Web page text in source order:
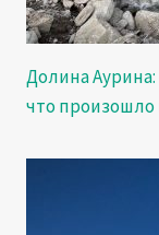
Долина
что произошло